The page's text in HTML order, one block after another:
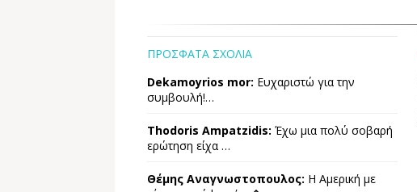
ΠΡΟΣΦΑΤΑ ΣΧΟΛΙΑ
Dekamoyrios mor: Ευχαριστώ για την
συμβουλή!…
Thodoris Ampatzidis: Έχω μια πολύ σοβαρή
ερώτηση είχα …
Θέμης Αναγνωστοπουλος: Η Αμερική με